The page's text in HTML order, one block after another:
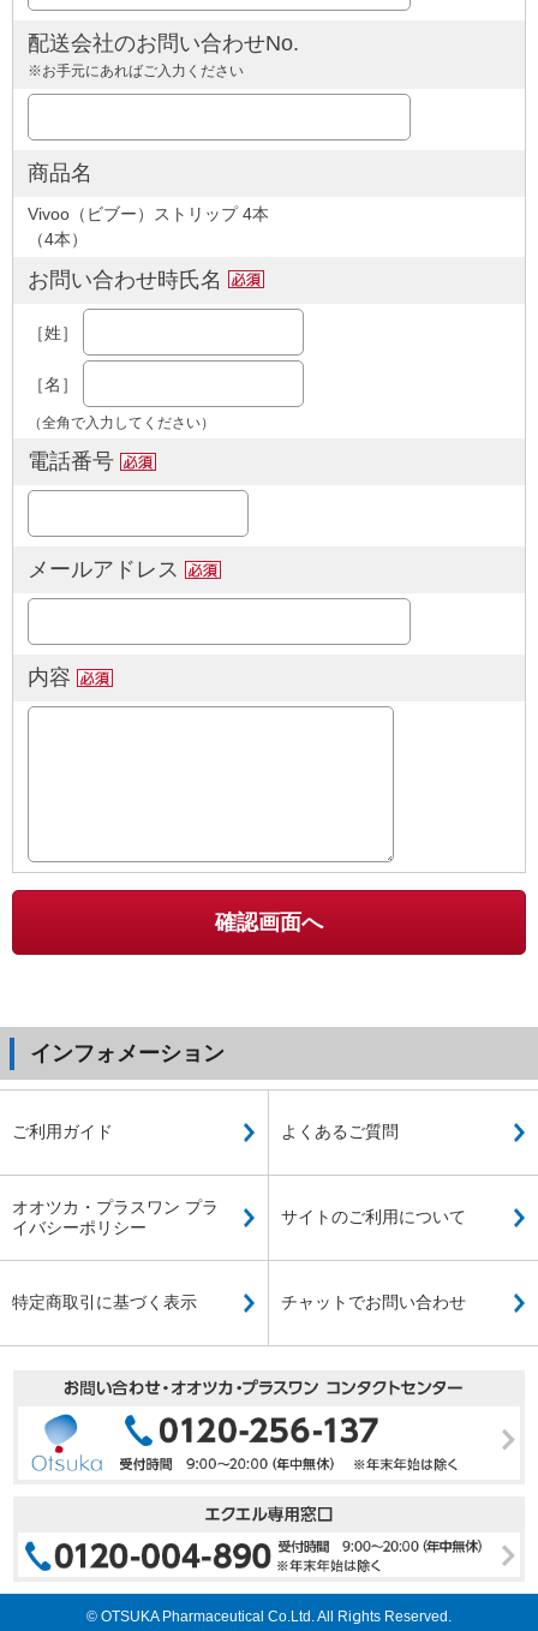
配送会社のお問い合わせNo.
※お手元にあればご入力ください
商品名
Vivoo（ビブー）ストリップ 4本
（4本）
お問い合わせ時氏名
［姓］
［名］
（全角で入力してください）
電話番号
メールアドレス
内容
インフォメーション
ご利用ガイド よくあるご質問
オオツカ・プラスワン プラ
イバシーポリシー
サイトのご利用について
特定商取引に基づく表示 チャットでお問い合わせ
© OTSUKA Pharmaceutical Co.Ltd. All Rights Reserved.